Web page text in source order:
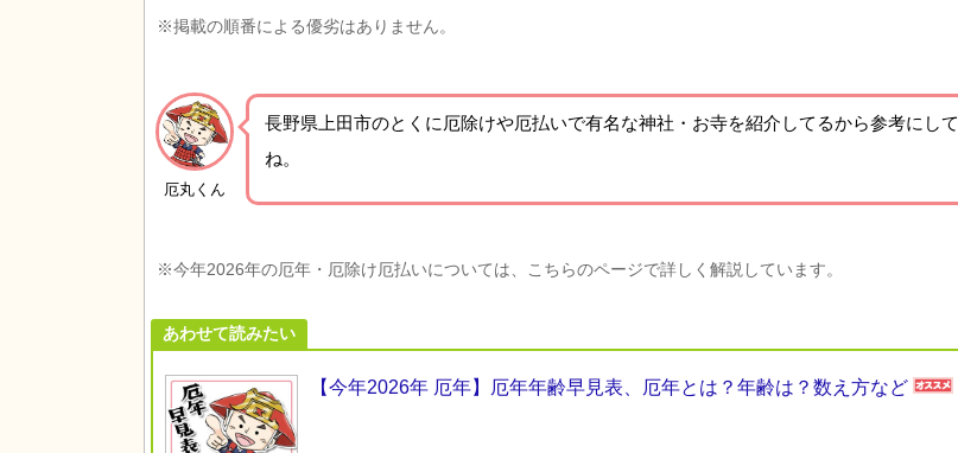
※掲載の順番による優劣はありません。
厄丸くん
長野県上田市のとくに厄除けや厄払いで有名な神社・お寺を紹介 してるから参考にして
ね。
※今年2026年の厄年・厄除け厄払いについては、こちらのページで詳しく解説しています。
あわせて読みたい
【今年2026年 厄年】厄年年齢早見表、厄年とは？年齢は？数え方など